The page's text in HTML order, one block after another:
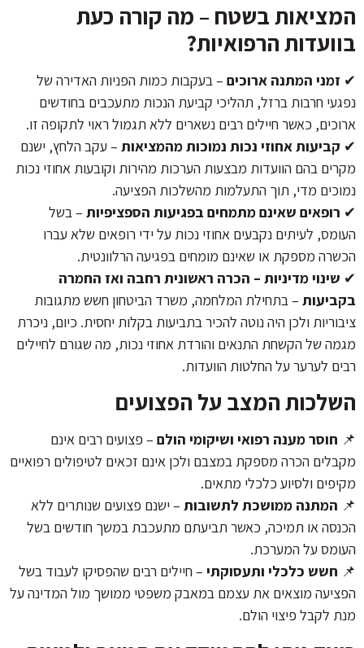
המציאות בשטח – מה קורה כעת
בוועדות הרפואיות?
✔ זמני המתנה ארוכים – בעקבות כמות הפניות האדירה של
נפגעי חרבות ברזל, תהליכי קביעת הנכות מתעכבים בחודשים
ארוכים, כאשר חיילים רבים נשארים ללא תגמול ראוי לתקופה זו.
✔ קביעות אחוזי נכות נמוכות מהמציאות – עקב הלחץ, ישנם
מקרים בהם הוועדות מבצעות הערכות מהירות וקובעות אחוזי נכות
נמוכים מדי, תוך התעלמות מהשלכות הפציעה.
✔ רופאים שאינם מתמחים בפגיעות הספציפיות – בשל
העומס, לעיתים נקבעים אחוזי נכות על ידי רופאים שלא עברו
הכשרה מספקת או שאינם מומחים בפגיעה הרלוונטית.
✔ שינוי מדיניות – הכרה ראשונית רחבה ואז החמרה
בקביעות – בתחילת המלחמה, משרד הביטחון חשש מתגובות
ציבוריות ולכן היה נוטה להכיר בתביעות בקלות יחסית. כיום, ניכרת
מגמה של הקשחת התנאים והורדת אחוזי נכות, מה שגורם לחיילים
רבים לערער על החלטות הוועדות.
השלכות המצב על הפצועים
📌 חוסר מענה רפואי ושיקומי הולם – פצועים רבים אינם
מקבלים הכרה מספקת במצבם ולכן אינם זכאים לטיפולים רפואיים
מקיפים ולסיוע כלכלי מתאים.
📌 המתנה ממושכת לתשובות – ישנם פצועים שנותרים ללא
הכנסה או תמיכה, כאשר תביעתם מתעכבת במשך חודשים בשל
העומס על המערכת.
📌 חשש כלכלי ותעסוקתי – חיילים רבים שהפסיקו לעבוד בשל
הפציעה מוצאים את עצמם במאבק משפטי ממושך מול המדינה על
מנת לקבל פיצוי הולם.